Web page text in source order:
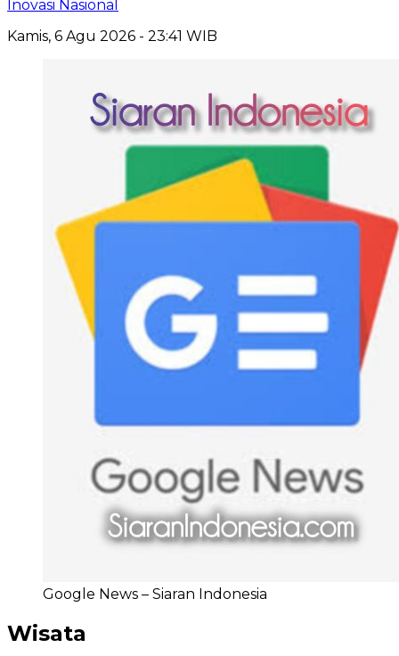
Inovasi Nasional
Kamis, 6 Agu 2026 - 23:41 WIB
Google News – Siaran Indonesia
Wisata